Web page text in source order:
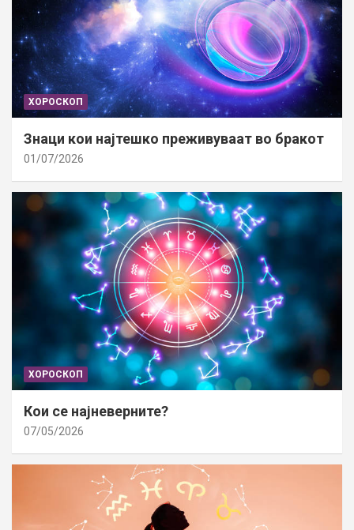
ХОРОСКОП
Знаци кои најтешко преживуваат во бракот
01/07/2026
ХОРОСКОП
Кои се најневерните?
07/05/2026